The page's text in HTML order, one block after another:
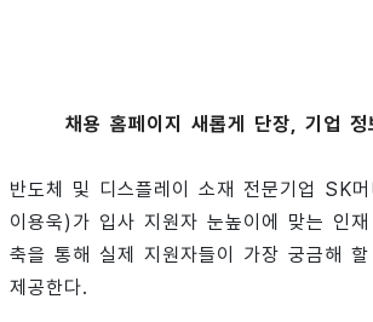
채용 홈페이지 새롭게 단장, 기업 정
반도체 및 디스플레이 소재 전문기업 SK머
이용욱)가 입사 지원자 눈높이에 맞는 인
축을 통해 실제 지원자들이 가장 궁금해 할
제공한다.